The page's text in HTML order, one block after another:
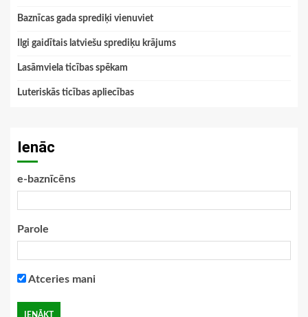
Baznīcas gada sprediķi vienuviet
Ilgi gaidītais latviešu sprediķu krājums
Lasāmviela ticības spēkam
Luteriskās ticības apliecības
Ienāc
e-baznīcēns
Parole
Atceries mani